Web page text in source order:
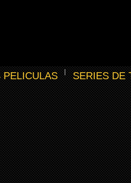
PELICULAS SERIES DE